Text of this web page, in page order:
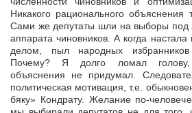
Никакого рационального объяснения
Сами же депутаты шли на выборы под
аппарата чиновников. А когда
делом, пыл народных
Почему? Я долго ломал голову,
объяснения не придумал.
политическая мотивация, т.е.
бяку» Кондрату. Желание по-